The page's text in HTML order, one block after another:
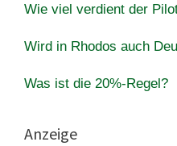
Wie viel verdient der
Wird in Rhodos auch
Was ist die 20%-Regel?
Anzeige